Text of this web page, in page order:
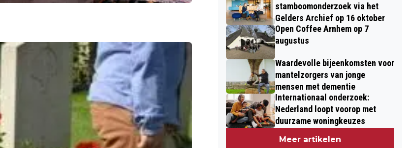
stamboomonderzoek via het
Gelders Archief op 16 oktober
Open Coffee Arnhem op 7
augustus
Waardevolle bijeenkomsten voor
mantelzorgers van jonge
mensen met dementie
Internationaal onderzoek:
Nederland loopt voorop met
duurzame woningkeuzes
Meer artikelen